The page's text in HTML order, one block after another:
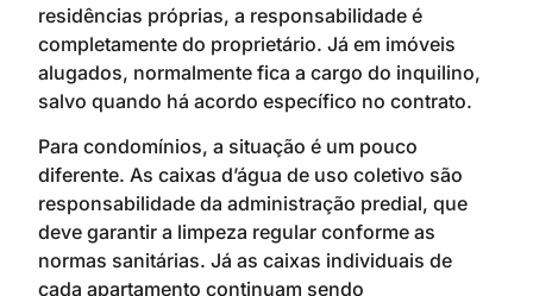
residências próprias, a responsabilidade é
completamente do proprietário. Já em imóveis
alugados, normalmente fica a cargo do inquilino,
salvo quando há acordo específico no contrato.
Para condomínios, a situação é um pouco
diferente. As caixas d’água de uso coletivo são
responsabilidade da administração predial, que
deve garantir a limpeza regular conforme as
normas sanitárias. Já as caixas individuais de
cada apartamento continuam sendo